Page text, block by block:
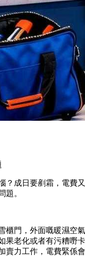
？成日要剷霜，電費
題。
櫃門，外面嘅暖濕
果老化或者有污糟嘢
力工作，電費緊係